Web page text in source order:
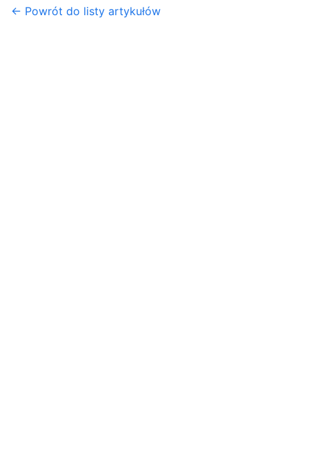
← Powrót do listy artykułów